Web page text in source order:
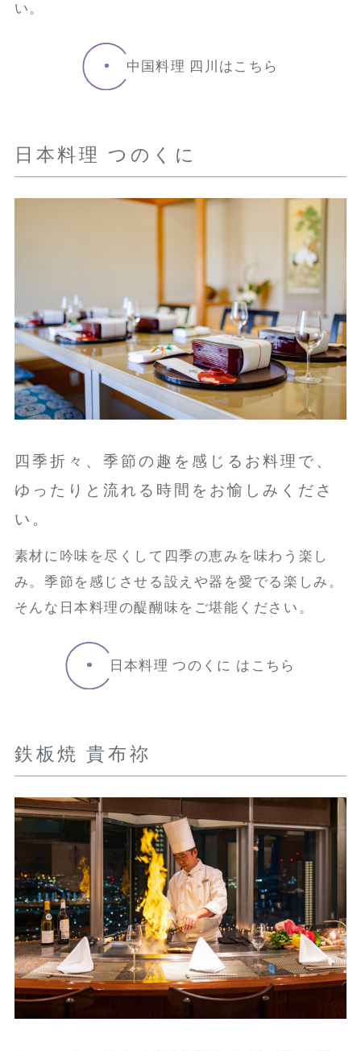
い。
中国料理 四川はこちら
日本料理 つのくに
四季折々、季節の趣を感じるお料理で、
ゆったりと流れる時間をお愉しみくださ
い。
素材に吟味を尽くして四季の恵みを味わう楽し
み。季節を感じさせる設えや器を愛でる楽しみ。
そんな日本料理の醍醐味をご堪能ください。
日本料理 つのくに はこちら
鉄板焼 貴布祢